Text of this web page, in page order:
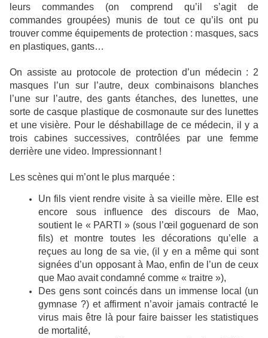
leurs commandes (on comprend qu’il s’agit de
commandes groupées) munis de tout ce qu’ils ont pu
trouver comme équipements de protection : masques, sacs
en plastiques, gants…
On assiste au protocole de protection d’un médecin : 2
masques l’un sur l’autre, deux combinaisons blanches
l’une sur l’autre, des gants étanches, des lunettes, une
sorte de casque plastique de cosmonaute sur des lunettes
et une visière. Pour le déshabillage de ce médecin, il y a
trois cabines successives, contrôlées par une femme
derrière une video. Impressionnant !
Les scènes qui m’ont le plus marquée :
Un fils vient rendre visite à sa vieille mère. Elle est
encore sous influence des discours de Mao,
soutient le « PARTI » (sous l’œil goguenard de son
fils) et montre toutes les décorations qu’elle a
reçues au long de sa vie, (il y en a même qui sont
signées d’un opposant à Mao, enfin de l’un de ceux
que Mao avait condamné comme « traitre »),
Des gens sont coincés dans un immense local (un
gymnase ?) et affirment n’avoir jamais contracté le
virus mais être là pour faire baisser les statistiques
de mortalité,